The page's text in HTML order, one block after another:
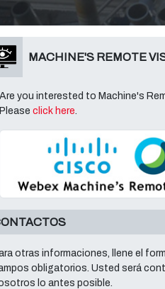
MACHINE'S REMOTE
Are you interested to Machine's
Please click here.
otras informaciones, llene el
obligatorios. Usted será
lo antes posible.